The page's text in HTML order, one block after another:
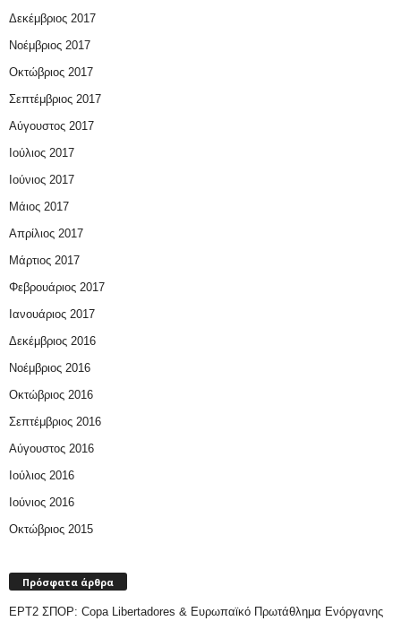
Δεκέμβριος 2017
Νοέμβριος 2017
Οκτώβριος 2017
Σεπτέμβριος 2017
Αύγουστος 2017
Ιούλιος 2017
Ιούνιος 2017
Μάιος 2017
Απρίλιος 2017
Μάρτιος 2017
Φεβρουάριος 2017
Ιανουάριος 2017
Δεκέμβριος 2016
Νοέμβριος 2016
Οκτώβριος 2016
Σεπτέμβριος 2016
Αύγουστος 2016
Ιούλιος 2016
Ιούνιος 2016
Οκτώβριος 2015
Πρόσφατα άρθρα
ΕΡΤ2 ΣΠΟΡ: Copa Libertadores & Ευρωπαϊκό Πρωτάθλημα Ενόργανης